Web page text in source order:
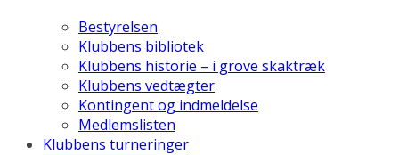
Bestyrelsen
Klubbens bibliotek
Klubbens historie – i grove skaktræk
Klubbens vedtægter
Kontingent og indmeldelse
Medlemslisten
Klubbens turneringer